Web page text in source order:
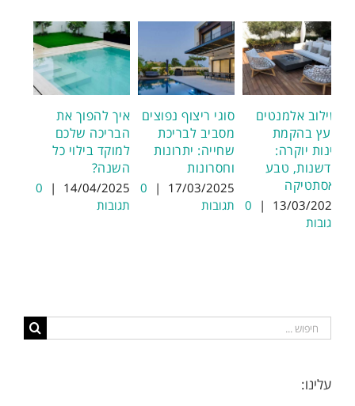
איך להפוך את
הבריכה שלכם
למוקד בילוי כל
השנה?
14/04/2025
|
0
תגובות
סוגי ריצוף נפוצים
מסביב לבריכת
שחייה: יתרונות
וחסרונות
17/03/2025
|
0
תגובות
שילוב אלמנטים
מעץ בהקמת
גינות יוקרה:
חדשנות, טבע
ואסתטיקה
13/03/2025
|
0
תגובות
חיפוש...
עלינו: